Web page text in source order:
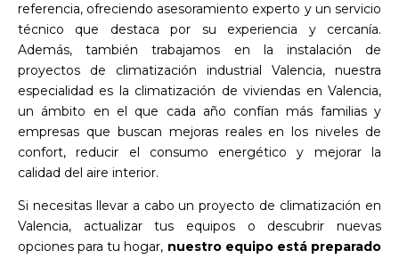
referencia, ofreciendo asesoramiento experto y un servicio
técnico que destaca por su experiencia y cercanía.
Además, también trabajamos en la instalación de
proyectos de climatización industrial Valencia, nuestra
especialidad es la climatización de viviendas en Valencia,
un ámbito en el que cada año confían más familias y
empresas que buscan mejoras reales en los niveles de
confort, reducir el consumo energético y mejorar la
calidad del aire interior.
Si necesitas llevar a cabo un proyecto de climatización en
Valencia, actualizar tus equipos o descubrir nuevas
opciones para tu hogar, nuestro equipo está preparado